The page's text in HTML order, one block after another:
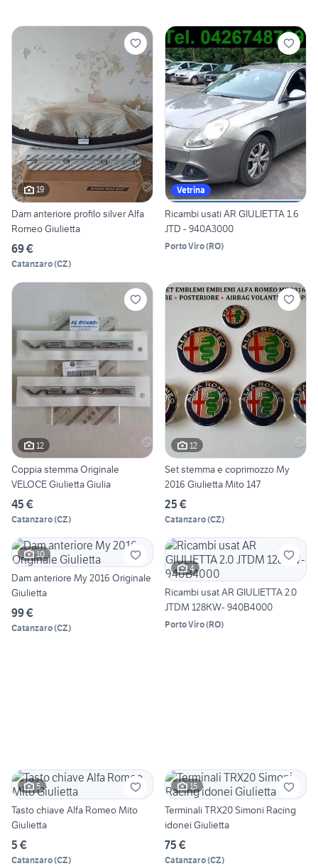
19
Dam anteriore profilo silver Alfa
Romeo Giulietta
69 €
Catanzaro(CZ)
Vetrina
Ricambi usati AR GIULIETTA 1.6
JTD - 940A3000
Porto Viro(RO)
12
Coppia stemma Originale
VELOCE Giulietta Giulia
45 €
Catanzaro(CZ)
12
Set stemma e coprimozzo My
2016 Giulietta Mito 147
25 €
Catanzaro(CZ)
10
Dam anteriore My 2016 Originale
Giulietta
99 €
Catanzaro(CZ)
4
Ricambi usat AR GIULIETTA 2.0
JTDM 128KW- 940B4000
Porto Viro(RO)
5
Tasto chiave Alfa Romeo Mito
Giulietta
5 €
Catanzaro(CZ)
15
Terminali TRX20 Simoni Racing
idonei Giulietta
75 €
Catanzaro(CZ)